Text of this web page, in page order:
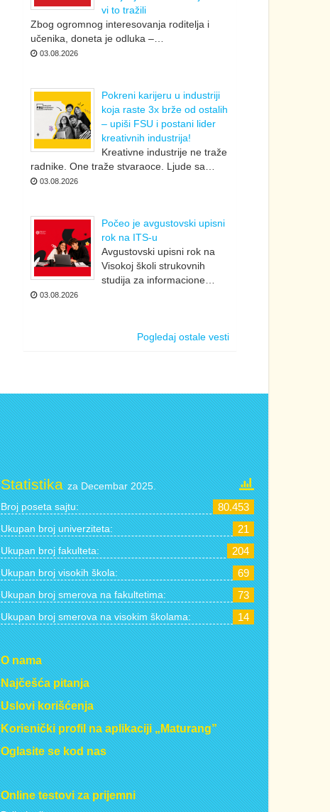
vi to tražili
Zbog ogromnog interesovanja roditelja i
učenika, doneta je odluka –…
03.08.2026
Pokreni karijeru u industriji
koja raste 3x brže od ostalih
– upiši FSU i postani lider
kreativnih industrija!
Kreativne industrije ne traže
radnike. One traže stvaraoce. Ljude sa…
03.08.2026
Počeo je avgustovski upisni
rok na ITS-u
Avgustovski upisni rok na
Visokoj školi strukovnih
studija za informacione…
03.08.2026
Pogledaj ostale vesti
Statistikaza Decembar 2025.
Broj poseta sajtu: 80.453
Ukupan broj univerziteta: 21
Ukupan broj fakulteta: 204
Ukupan broj visokih škola: 69
Ukupan broj smerova na fakultetima: 73
Ukupan broj smerova na visokim školama: 14
O nama
Najčešća pitanja
Uslovi korišćenja
Korisnički profil na aplikaciji „Maturang”
Oglasite se kod nas
Online testovi za prijemni